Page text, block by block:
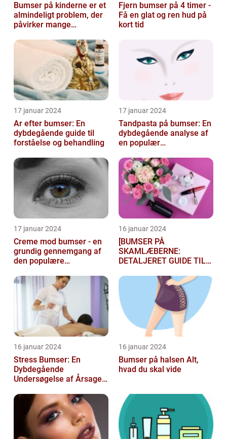
Bumser på kinderne er et
almindeligt problem, der
påvirker mange
aldre og ba...
Fjern bumser på 4 timer -
Få en glat og ren hud på
kort tid
17 januar 2024
Ar efter bumser: En
dybdegående guide til
forståelse og behandling
17 januar 2024
Tandpasta på bumser: En
dybdegående analyse af
en populær
17 januar 2024
Creme mod bumser - en
grundig gennemgang af
den populære
16 januar 2024
[BUMSER PÅ
SKAMLÆBERNE:
DETALJERET GUIDE TIL
BEHANDLING]
16 januar 2024
Stress Bumser: En
Dybdegående
Undersøgelse af Årsager,
Forebyggelse
16 januar 2024
Bumser på halsen Alt,
hvad du skal vide